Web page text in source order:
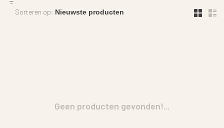
Sorteren op:
Geen producten gevonden!...